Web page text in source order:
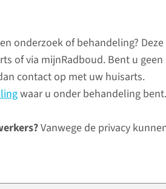
onderzoek of behandeling?
of via mijnRadboud. Bent u geen
contact op met uw huisarts.
waar u onder behandeling
Vanwege de privacy